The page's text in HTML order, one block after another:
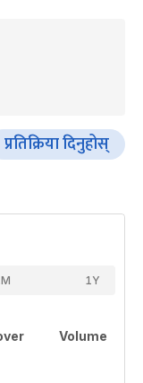
प्रतिक्रिया दिनुहोस्